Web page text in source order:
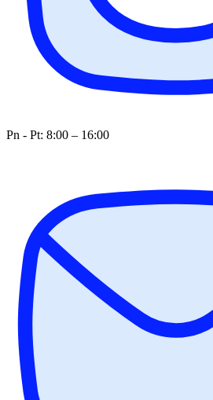
Pn - Pt: 8:00 – 16:00